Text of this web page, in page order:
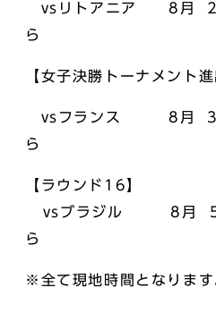
vsリトアニア 8月 2
ら
【女子決勝トーナメント進
vsフランス 8月 3日
ら
【ラウンド16】
vsブラジル 8月 5日
ら
※全て現地時間となります